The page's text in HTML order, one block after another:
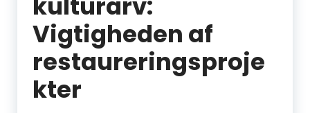
Vigtigheden af
restaureringsproje
kter